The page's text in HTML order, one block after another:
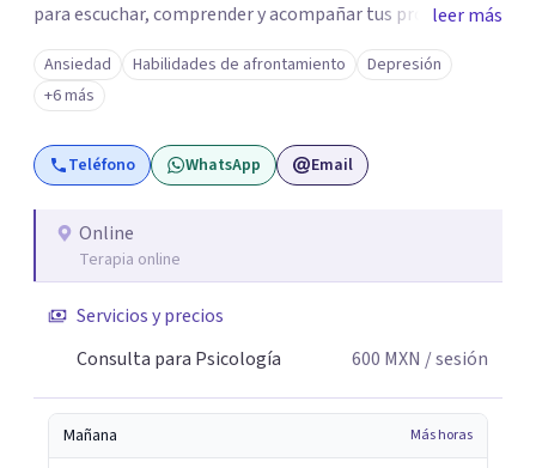
para escuchar, comprender y acompañar tus procesos
emocionales a tu propio ritmo. Creo firmemente en la
importancia de construir juntos herramientas que
fortalezcan el bienestar, la autonomía y el sentido de
vida. Será un gusto acompañarte en este proceso. Quedo
atento para resolver cualquier duda y acordar una cita. Un
leer más
Ansiedad Habilidades de afrontamiento
Depresión
+6 más
Teléfono WhatsApp Email
Online
Terapia online
Servicios y precios
Consulta para Psicología
600 MXN / sesión
Mañana Más horas